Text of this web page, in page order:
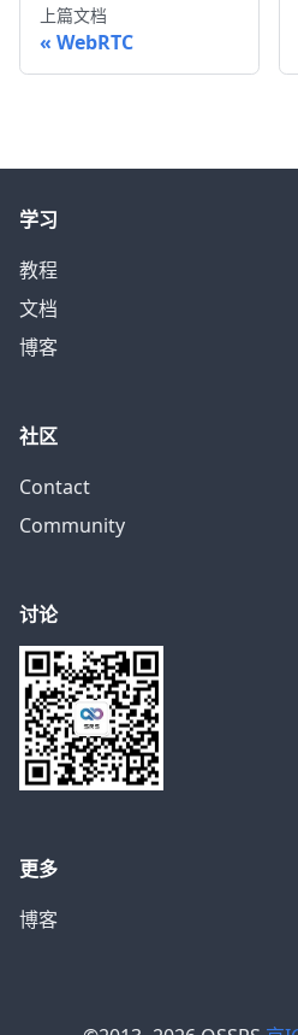
上篇文档
WebRTC
学习
教程
文档
博客
社区
Contact
Community
讨论
更多
博客